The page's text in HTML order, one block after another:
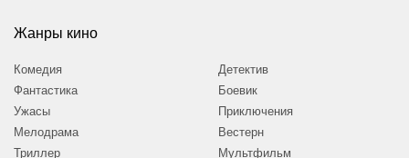
Жанры кино
Комедия
Фантастика
Ужасы
Мелодрама
Триллер
Детектив
Боевик
Приключения
Вестерн
Мультфильм